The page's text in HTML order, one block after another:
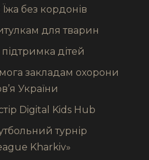
без кордонів
для тварин
дітей
закладам охорони
України
Digital Kids Hub
турнір
Kharkiv»